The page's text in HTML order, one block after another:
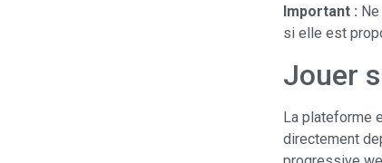
Important :
si elle est
Jouer
La plateforme
directement